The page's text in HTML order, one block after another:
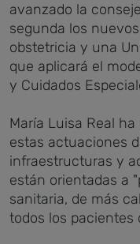
avanzado la
segunda los
obstetricia y una
que aplicará el
y Cuidados
María Luisa Real
estas actuaciones
infraestructuras y
están orientadas a
sanitaria, de más
todos los pacientes